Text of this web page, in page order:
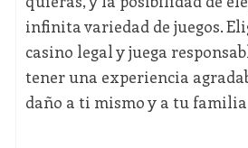
infinita variedad de juegos.
casino legal y juega
tener una experiencia
daño a ti mismo y a tu